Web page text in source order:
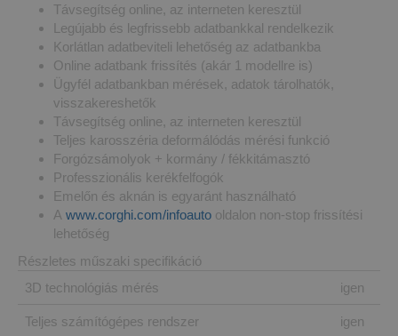
Távsegítség online, az interneten keresztül
Legújabb és legfrissebb adatbankkal rendelkezik
Korlátlan adatbeviteli lehetőség az adatbankba
Online adatbank frissítés (akár 1 modellre is)
Ügyfél adatbankban mérések, adatok tárolhatók,
visszakereshetők
Távsegítség online, az interneten keresztül
Teljes karosszéria deformálódás mérési funkció
Forgózsámolyok + kormány / fékkitámasztó
Professzionális kerékfelfogók
Emelőn és aknán is egyaránt használható
A www.corghi.com/infoauto oldalon non-stop frissítési
lehetőség
Részletes műszaki specifikáció
3D technológiás mérés
igen
Teljes számítógépes rendszer igen